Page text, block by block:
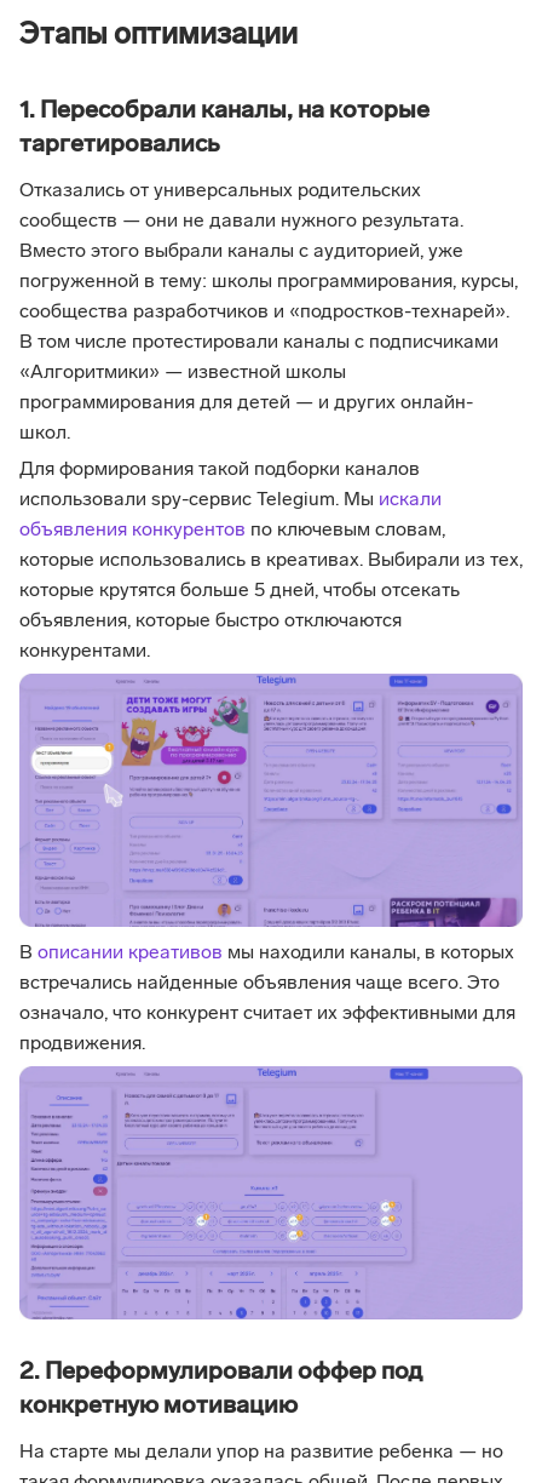
Этапы оптимизации
1. Пересобрали каналы, на которые
таргетировались
Отказались от универсальных родительских
сообществ — они не давали нужного результата.
Вместо этого выбрали каналы с аудиторией, уже
погруженной в тему: школы программирования, курсы,
сообщества разработчиков и «подростков-технарей».
В том числе протестировали каналы с подписчиками
«Алгоритмики» — известной школы
программирования для детей — и других онлайн-
школ.
Для формирования такой подборки каналов
использовали spy-сервис Telegium. Мы искали
объявления конкурентов по ключевым словам,
которые использовались в креативах. Выбирали из тех,
которые крутятся больше 5 дней, чтобы отсекать
объявления, которые быстро отключаются
конкурентами.
В описании креативов мы находили каналы, в которых
встречались найденные объявления чаще всего. Это
означало, что конкурент считает их эффективными для
продвижения.
2. Переформулировали оффер под
конкретную мотивацию
На старте мы делали упор на развитие ребенка — но